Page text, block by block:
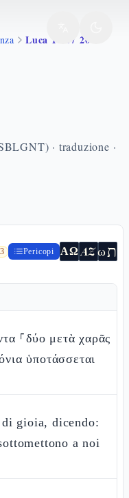
Luca 10 17 20
· traduzione ·
Pericopi ΑΩ AZωת
⸀δύο μετὰ χαρᾶς
ὑποτάσσεται
gioia, dicendo:
a noi